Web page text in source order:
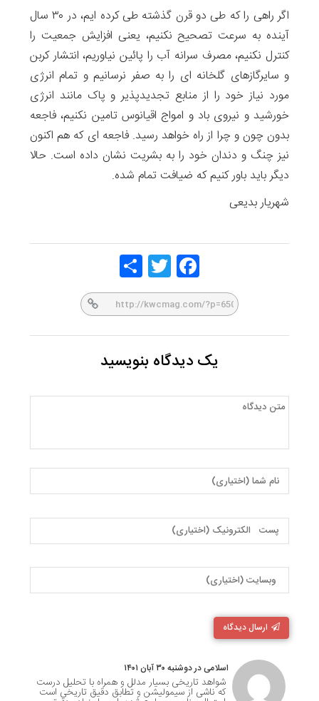
اگر راهی را که طی دو قرن گذشته طی کرده ایم، در ۳۰ سال
آینده به سرعت تصحیح نکنیم، یعنی افزایش جمعیت را
کنترل نکنیم، مصرف سرانه آب را پائین نیاوریم، انتشار کربن
و سایرگازهای گلخانه ای را به صفر نرسانیم و تمام انرژی
مورد نیاز خود را از منابع تجدیدپذیر و پاک مانند انرژی
خورشید و نیروی باد و امواج اقیانوس تامین نکنیم، فاجعه
بدون چون و چرا از راه خواهد رسید. فاجعه ای که هم اکنون
نیز چنگ و دندان خود را به بشریت نشان داده است. حالا
دیگر باید باور کنیم که ضیافت تمام شده.
شهریار بدیعی
Face
book
Twitt
er
یک دیدگاه بنویسید
ارسال دیدگاه
اسلامی در دوشنبه ۳۰ آبان ۱۴۰۱
شواهد تاریخی بسیار مدلل و همراه با تحلیل درست
که ناشی از سیمولیشن و تطابق دقیق تاریخی است